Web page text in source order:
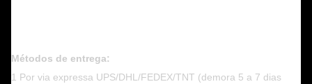
Métodos de entrega:
1 Por via expressa UPS/DHL/FEDEX/TNT (demora 5 a 7 dias